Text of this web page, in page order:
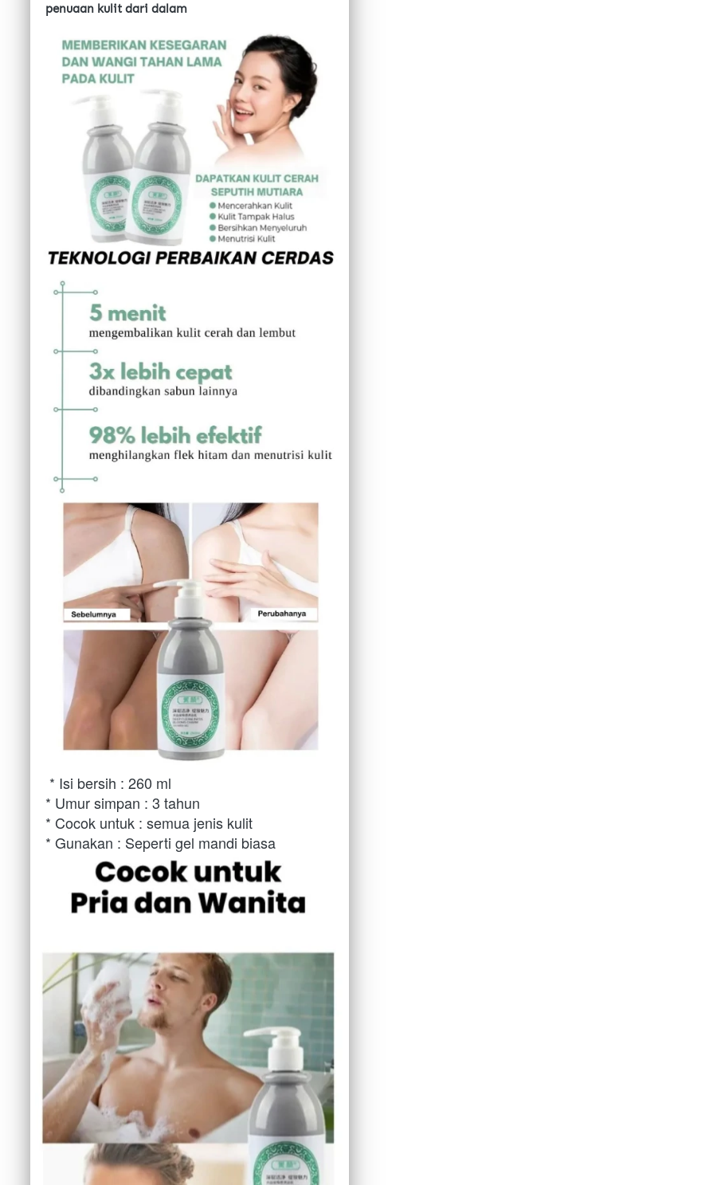
penuaan kulit dari dalam
* Isi bersih : 260 ml
* Umur simpan : 3 tahun
* Cocok untuk : semua jenis kulit
* Gunakan : Seperti gel mandi biasa